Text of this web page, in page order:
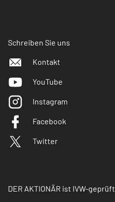
Schreiben Sie uns
Kontakt
YouTube
Instagram
Facebook
Twitter
DER AKTIONÄR ist IVW-geprüft